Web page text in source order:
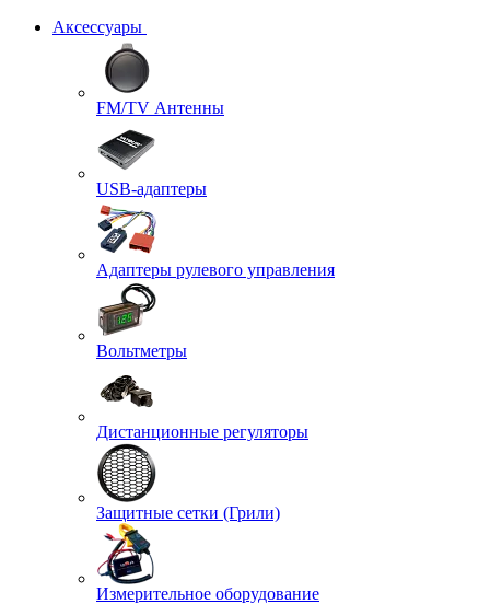
Аксессуары
FM/TV Антенны
USB-адаптеры
Адаптеры рулевого управления
Вольтметры
Дистанционные регуляторы
Защитные сетки (Грили)
Измерительное оборудование